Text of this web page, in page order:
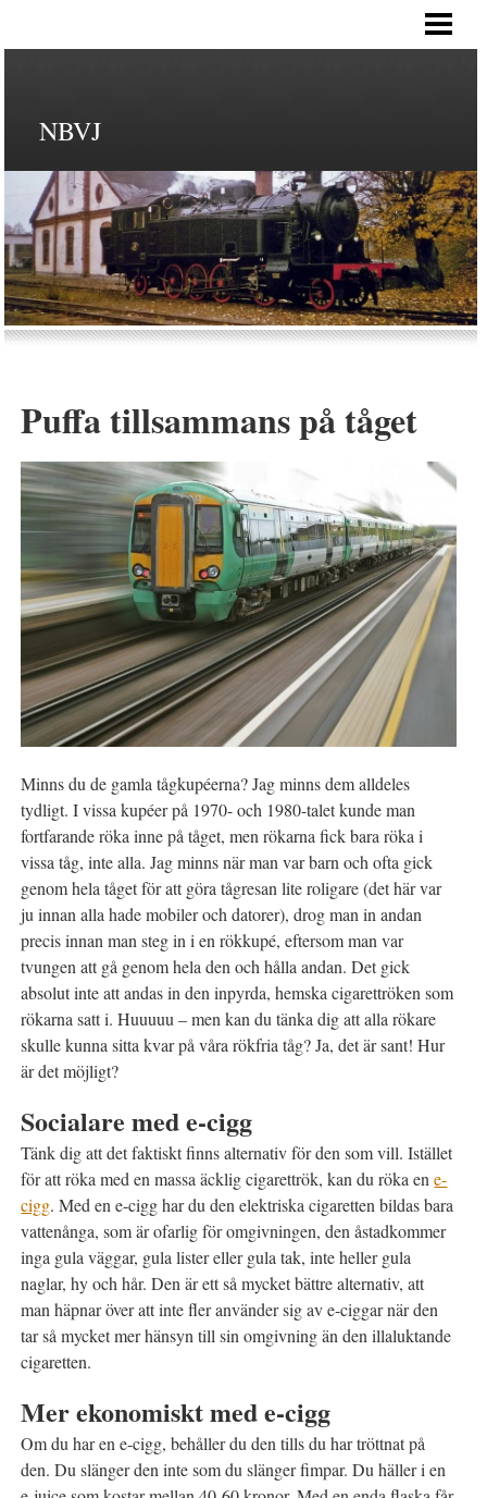
NBVJ
Puffa tillsammans på tåget
Minns du de gamla tågkupéerna? Jag minns dem alldeles
tydligt. I vissa kupéer på 1970- och 1980-talet kunde man
fortfarande röka inne på tåget, men rökarna fick bara röka i
vissa tåg, inte alla. Jag minns när man var barn och ofta gick
genom hela tåget för att göra tågresan lite roligare (det här var
ju innan alla hade mobiler och datorer), drog man in andan
precis innan man steg in i en rökkupé, eftersom man var
tvungen att gå genom hela den och hålla andan. Det gick
absolut inte att andas in den inpyrda, hemska cigarettröken som
rökarna satt i. Huuuuu – men kan du tänka dig att alla rökare
skulle kunna sitta kvar på våra rökfria tåg? Ja, det är sant! Hur
är det möjligt?
Socialare med e-cigg
Tänk dig att det faktiskt finns alternativ för den som vill. Istället
för att röka med en massa äcklig cigarettrök, kan du röka ene-
cigg. Med en e-cigg har du den elektriska cigaretten bildas bara
vattenånga, som är ofarlig för omgivningen, den åstadkommer
inga gula väggar, gula lister eller gula tak, inte heller gula
naglar, hy och hår. Den är ett så mycket bättre alternativ, att
man häpnar över att inte fler använder sig av e-ciggar när den
tar så mycket mer hänsyn till sin omgivning än den illaluktande
cigaretten.
Mer ekonomiskt med e-cigg
Om du har en e-cigg, behåller du den tills du har tröttnat på
den. Du slänger den inte som du slänger fimpar. Du häller i en